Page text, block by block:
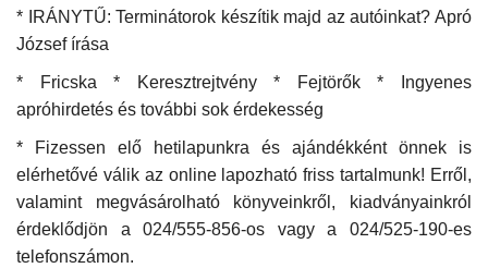
* IRÁNYTŰ: Terminátorok készítik majd az autóinkat? Apró
József írása
* Fricska * Keresztrejtvény * Fejtörők * Ingyenes
apróhirdetés és további sok érdekesség
* Fizessen elő hetilapunkra és ajándékként önnek is
elérhetővé válik az online lapozható friss tartalmunk! Erről,
valamint megvásárolható könyveinkről, kiadványainkról
érdeklődjön a 024/555-856-os vagy a 024/525-190-es
telefonszámon.